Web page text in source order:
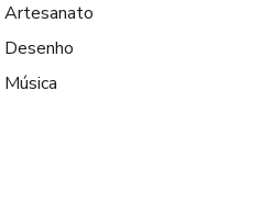
Artesanato
Desenho
Música